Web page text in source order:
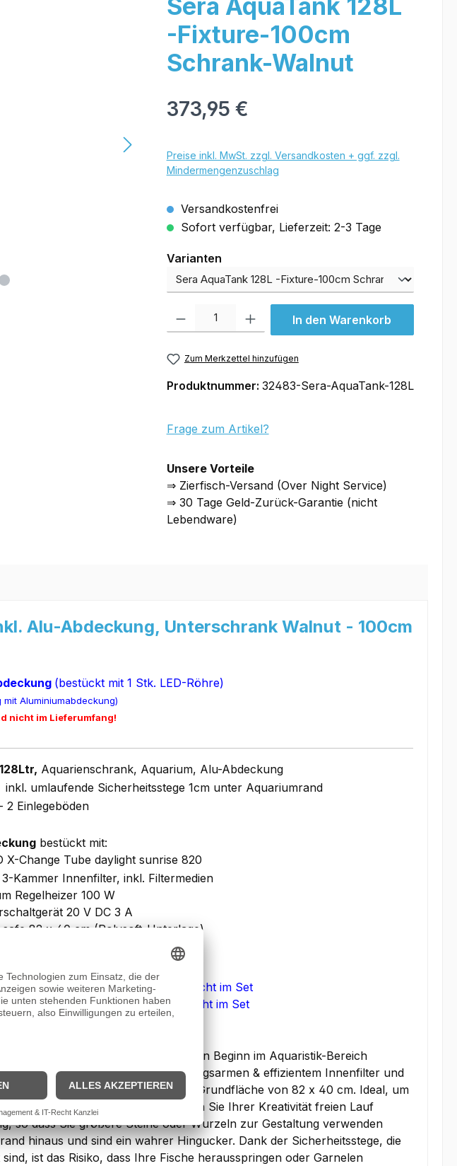
Sera AquaTank 128L
-Fixture-100cm
Schrank-Walnut
373,95 €
Preise inkl. MwSt. zzgl. Versandkosten + ggf. zzgl.
Mindermengenzuschlag
Versandkostenfrei
Sofort verfügbar, Lieferzeit: 2-3 Tage
Varianten
Varianten
In den Warenkorb
Zum Merkzettel hinzufügen
Produktnummer: 32483-Sera-AquaTank-128L
Frage zum Artikel?
Unsere Vorteile
⇒ Zierfisch-Versand (Over Night Service)
⇒ 30 Tage Geld-Zurück-Garantie (nicht
Lebendware)
Alu-Abdeckung, Unterschrank Walnut - 100cm
(bestückt mit 1 Stk. LED-Röhre)
Aluminiumabdeckung)
nicht im Lieferumfang!
Aquarienschrank, Aquarium, Alu-Abdeckung
umlaufende Sicherheitsstege 1cm unter Aquariumrand
2 Einlegeböden
bestückt mit:
X-Change Tube daylight sunrise 820
Kammer Innenfilter, inkl. Filtermedien
Regelheizer 100 W
20 V DC 3 A
82 x 40 cm (Polysoft-Unterlage)
aber nicht im Setpreis beinhaltet:
X-Change Tube Cool Daylight) -
nicht im Set
X-Change Tube Plant Color) -
nicht im Set
alles, was Sie für einen problemlosen Beginn im Aquaristik-Bereich
Beleuchtung, wartungsarmen & effizientem Innenfilter und
Das Aquarium punktet mit einer Grundfläche von 82 x 40 cm. Ideal, um
und zu gestalten. Hier können Sie Ihrer Kreativität freien Lauf
so dass Sie größere Steine oder Wurzeln zur Gestaltung verwenden
hinaus und sind ein wahrer Hingucker. Dank der Sicherheitsstege, die
ist das Risiko, dass Ihre Fische herausspringen oder Garnelen